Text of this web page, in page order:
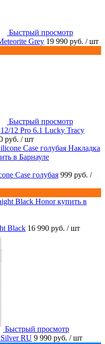
Быстрый просмотр
Grey 19 990 руб. / шт
Быстрый просмотр
12 Pro 6.1 Lucky Tracy
руб. / шт
Case голубая 999 руб. /
Black 16 990 руб. / шт
Быстрый просмотр
RU 9 990 руб. / шт